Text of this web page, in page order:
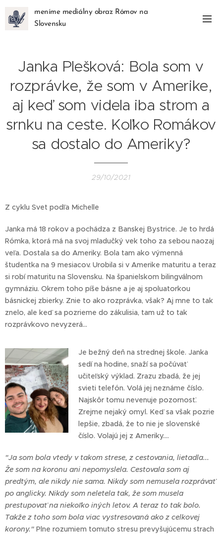
meníme mediálny obraz Rómov na
Slovensku
Janka Plešková: Bola som v
rozprávke, že som v Amerike,
aj keď som videla iba strom a
srnku na ceste. Koľko Romákov
sa dostalo do Ameriky?
29/10/2021
Z cyklu Svet podľa Michelle
Janka má 18 rokov a pochádza z Banskej Bystrice. Je to hrdá
Rómka, ktorá má na svoj mladučký vek toho za sebou naozaj
veľa. Dostala sa do Ameriky. Bola tam ako výmenná
študentka na 9 mesiacov. Urobila si v Amerike maturitu a teraz
si robí maturitu na Slovensku. Na španielskom bilingválnom
gymnáziu. Okrem toho píše básne a je aj spoluatorkou
básnickej zbierky. Znie to ako rozprávka, však? Aj mne to tak
znelo, ale keď sa pozrieme do zákulisia, tam už to tak
rozprávkovo nevyzerá...
Je bežný deň na strednej škole. Janka
sedí na hodine, snaží sa počúvať
učiteľský výklad. Zrazu zbadá, že jej
svieti telefón. Volá jej neznáme číslo.
Najskôr tomu nevenuje pozornosť.
Zrejme nejaký omyl. Keď sa však pozrie
lepšie, zbadá, že to nie je slovenské
číslo. Volajú jej z Ameriky....
"Ja som bola vtedy v takom strese, z cestovania, lietadla...
Že som na koronu ani nepomyslela. Cestovala som aj
predtým, ale nikdy nie sama. Nikdy som nemusela rozprávať
po anglicky. Nikdy som neletela tak, že som musela
prestupovať na niekoľko iných letov. A teraz to tak bolo.
Takže z toho som bola viac vystresovaná ako z celkovej
korony." Plne rozumiem tomuto stresu prevyšujúcemu strach